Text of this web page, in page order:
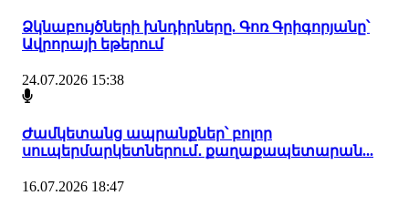
Ձկնաբույծների խնդիրները. Գոռ Գրիգորյանը՝
Ավրորայի եթերում
24.07.2026 15:38
Ժամկետանց ապրանքներ՝ բոլոր
սուպերմարկետներում․ քաղաքապետարան...
16.07.2026 18:47